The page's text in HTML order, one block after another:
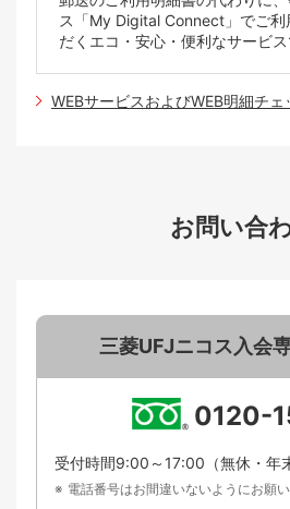
ス「My Digital Connect」でご利
だくエコ・安心・便利なサービス
WEBサービスおよびWEB明細チェ
お問い合
三菱UFJニコス入会
0120-
受付時間9:00～17:00（無休・年
電話番号はお間違いないようにお願い